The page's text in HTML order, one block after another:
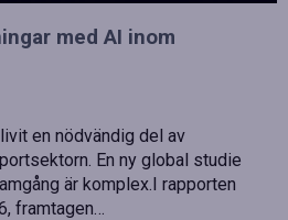
med AI inom
en nödvändig del av
En ny global studie
är komplex.I rapporten
framtagen…